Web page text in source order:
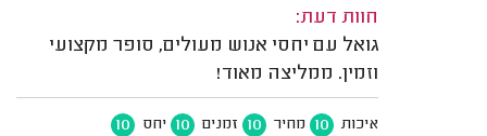
חוות דעת:
גואל עם יחסי אנוש מעולים, סופר מקצועי
וזמין. ממליצה מאוד!
איכות 10 מחיר 10 זמנים 10 יחס 10